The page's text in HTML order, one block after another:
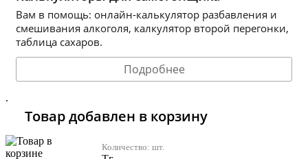
Вам в помощь: онлайн-калькулятор разбавления и
смешивания алкоголя, калкулятор второй перегонки,
таблица сахаров.
Подробнее
.
Товар добавлен в корзину
Количество: шт.